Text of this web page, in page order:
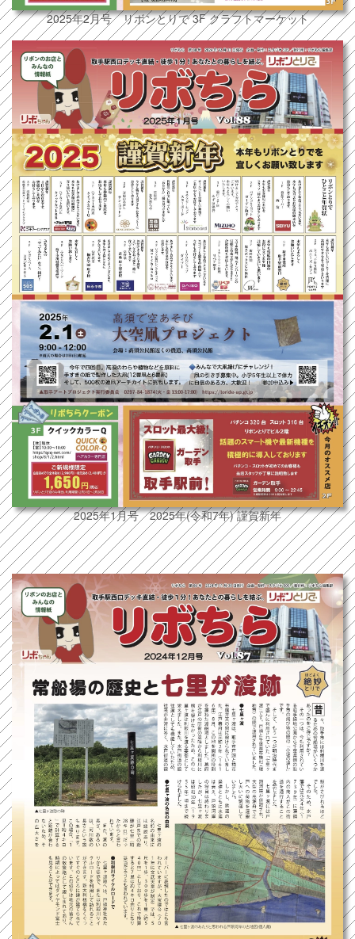
2025年2月号 リボンとりで 3F クラフトマーケット
2025年1月号 2025年(令和7年) 謹賀新年